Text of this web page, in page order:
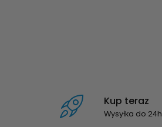
Kup teraz
Wysyłka do 24h